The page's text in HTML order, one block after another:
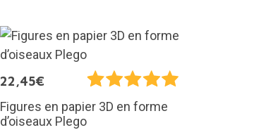
22,45€
Figures en papier 3D en forme
d’oiseaux Plego